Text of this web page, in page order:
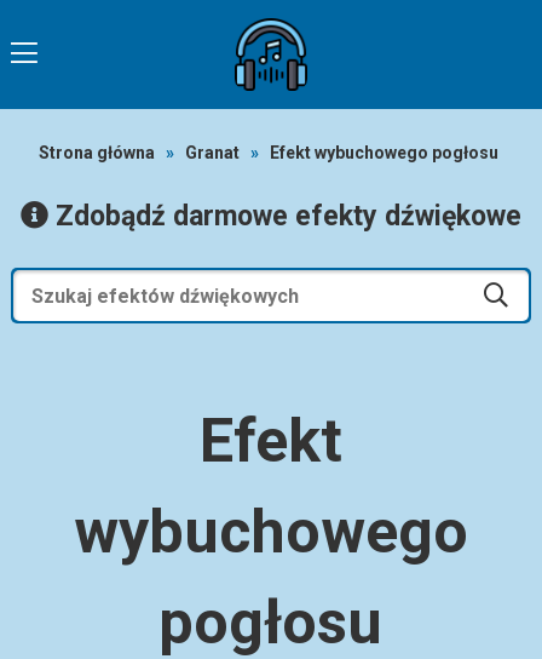
Strona główna » Granat » Efekt wybuchowego pogłosu
Zdobądź darmowe efekty dźwiękowe
Efekt
wybuchowego
pogłosu